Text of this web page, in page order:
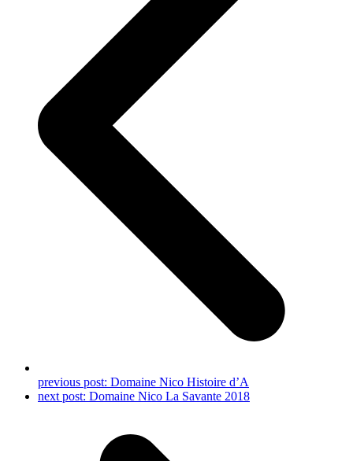
previous post: Domaine Nico Histoire d’A
next post: Domaine Nico La Savante 2018